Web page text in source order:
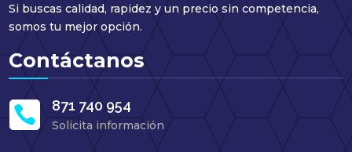
Si buscas calidad, rapidez y un precio sin competencia,
somos tu mejor opción.
Contáctanos
 871 740 954
Solicita información